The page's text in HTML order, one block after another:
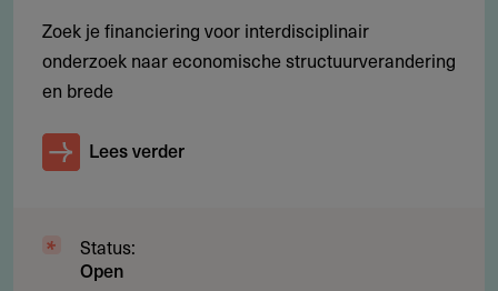
Salaris van de fellow (dit loopt door bij de eigen
toegestaan
Subsidie
Zoek je financiering voor interdisciplinair
onderzoek naar economische structuurverandering
en brede
Lees verder
Status:
Open